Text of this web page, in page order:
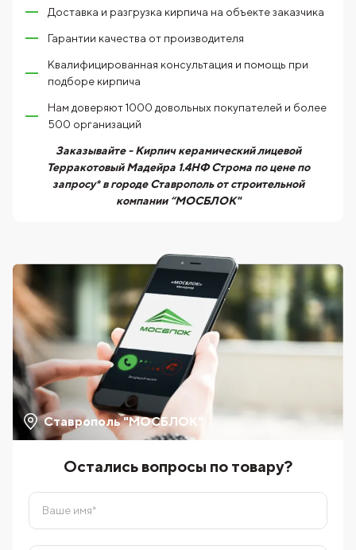
Доставка и разгрузка кирпича на объекте заказчика
Гарантии качества от производителя
Квалифицированная консультация и помощь при
подборе кирпича
Нам доверяют 1000 довольных покупателей и более
500 организаций
Заказывайте - Кирпич керамический лицевой
Терракотовый Мадейра 1.4НФ Строма по цене по
запросу* в городе Ставрополь от строительной
компании “МОСБЛОК"
Ставрополь "МОСБЛОК"
Остались вопросы по товару?